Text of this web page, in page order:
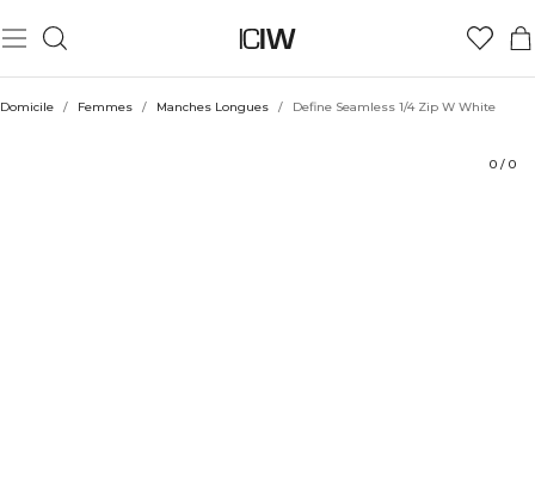
Domicile / Femmes / Manches Longues / Define Seamless 1/4 Zip W White
0 / 0